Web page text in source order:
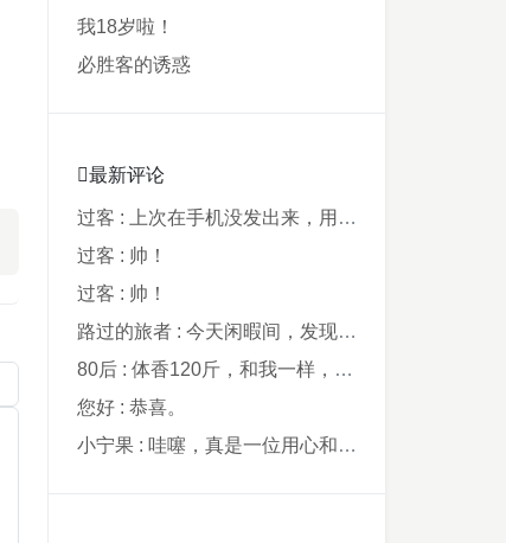
我18岁啦！
必胜客的诱惑
最新评论
过客 : 上次在手机没发出来，用电脑才发现要...
过客 : 帅！
过客 : 帅！
路过的旅者 : 今天闲暇间，发现藏在阿鲁西名字里的...
80后 : 体香120斤，和我一样，40年了，...
您好 : 恭喜。
小宁果 : 哇噻，真是一位用心和爸爸，从孩子出...